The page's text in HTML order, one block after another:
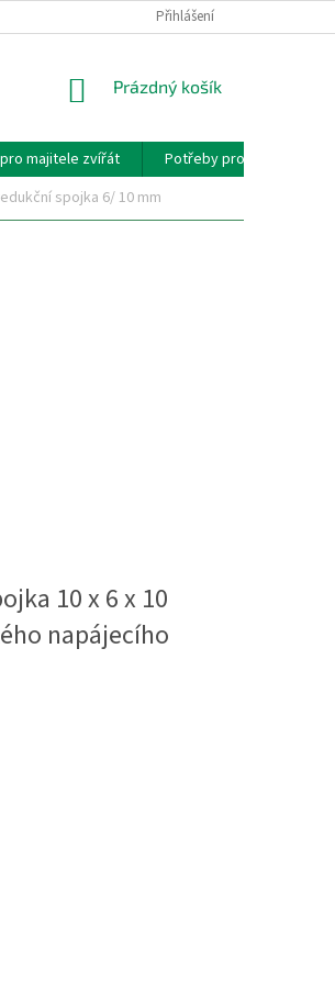
Přihlášení
NÁKUPNÍ
Prázdný košík
majitele zvířát
Potřeby pro chovatele
spojka 6/ 10 mm
10 x 6 x 10
napájecího